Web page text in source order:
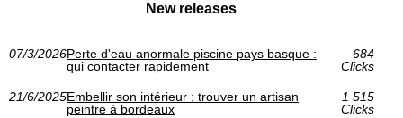
New releases
07/3/2026Perte d'eau anormale piscine pays basque :
qui contacter rapidement
684
Clicks
21/6/2025Embellir son intérieur : trouver un artisan
peintre à bordeaux
1 515
Clicks